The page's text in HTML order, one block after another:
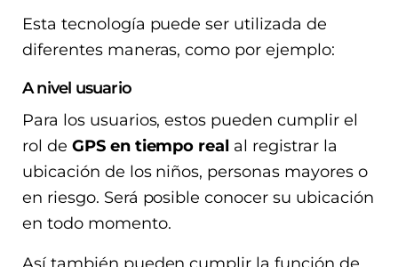
Esta tecnología puede ser utilizada de
diferentes maneras, como por ejemplo:
A nivel usuario
Para los usuarios, estos pueden cumplir el
rol de GPS en tiempo real al registrar la
ubicación de los niños, personas mayores o
en riesgo. Será posible conocer su ubicación
en todo momento.